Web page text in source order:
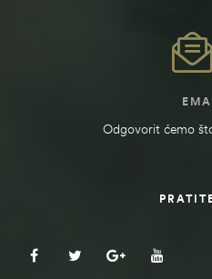
Odgovorit ćemo